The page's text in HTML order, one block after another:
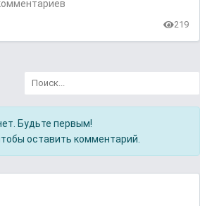
219
Будьте первым!
оставить комментарий.